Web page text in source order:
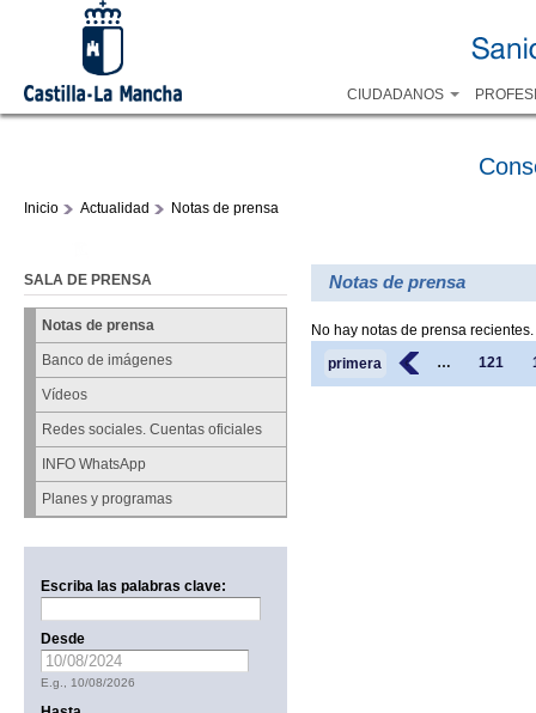
CIUDADANOS
Inicio Actualidad Notas de prensa
SALA DE PRENSA
Notas de prensa
Banco de imágenes
Vídeos
Redes sociales. Cuentas oficiales
INFO WhatsApp
Planes y programas
Escriba las palabras clave:
Desde
Date
E.g., 10/08/2026
Notas de prensa
No hay notas de prensa recientes.
Páginas
primera ‹ … 121